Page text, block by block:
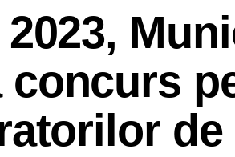
concurs
de